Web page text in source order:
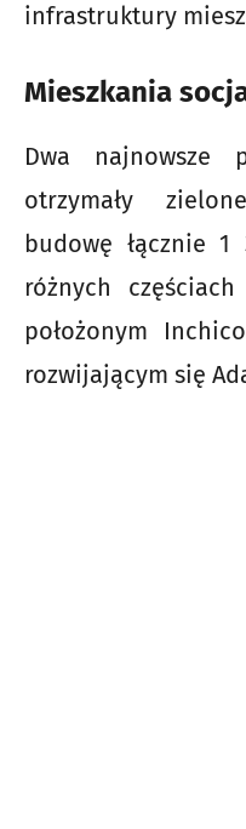
infrastruktury
Mieszkania
Dwa najnowsze
otrzymały
budowę łącznie
różnych
położonym
rozwijającym się